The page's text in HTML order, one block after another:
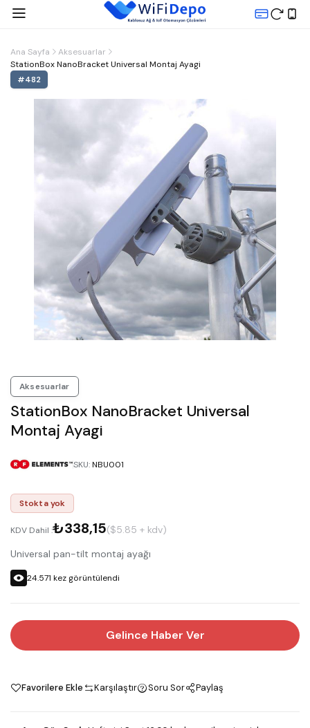
Ana Sayfa
Aksesuarlar
StationBox NanoBracket Universal Montaj Ayagi
#482
Aksesuarlar
StationBox NanoBracket Universal
Montaj Ayagi
SKU:NBU001
Stokta yok
KDV Dahil :₺338,15($5.85 + kdv)
Universal pan-tilt montaj ayağı
24.571 kez görüntülendi
Gelince Haber Ver
Favorilere Ekle Karşılaştır Soru Sor Paylaş